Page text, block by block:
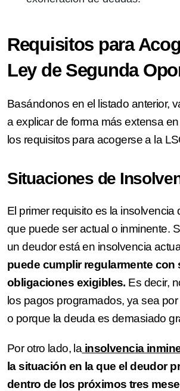
Requisitos para
Ley de Segunda
Basándonos en el listado anterior,
a explicar de forma más extensa
los requisitos para acogerse a la
Situaciones de
El primer requisito es la insolvencia
que puede ser actual o inminente.
un deudor está en insolvencia
puede cumplir regularmente con
obligaciones exigibles. Es decir,
los pagos programados, ya sea
o porque la deuda es demasiado
Por otro lado, la insolvencia
la situación en la que el deudor
dentro de los próximos tres